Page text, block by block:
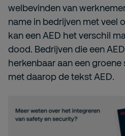
welbevinden van
name in bedrijven met veel
kan een AED het verschil
dood. Bedrijven die een
herkenbaar aan een
met daarop de tekst AED.